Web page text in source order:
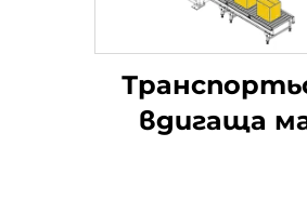
вдигаща